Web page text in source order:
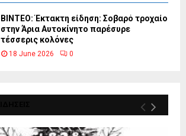
ΒΙΝΤΕΟ: Έκτακτη είδηση: Σοβαρό τροχαίο
στην Άρια Αυτοκίνητο παρέσυρε
τέσσερις κολόνες
18 June 2026 0